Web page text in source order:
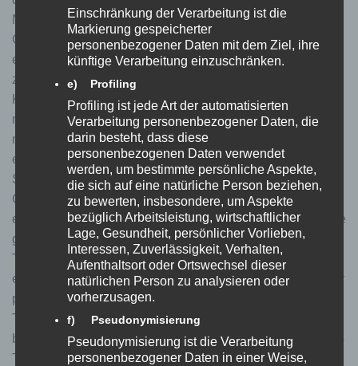
Nutzer bestimmte Seiten dieser Website und ist das
Cookie noch nicht abgelaufen, können Google und wir
erkennen, dass der Nutzer auf die Anzeige geklickt hat und
zu dieser Seite weitergeleitet wurde. Jeder Google Ads-
Kunde erhält ein anderes Cookie. Cookies können somit
nicht über die Websites von Google Ads-Kunden
nachverfolgt werden. Die mithilfe des Conversion-Cookies
eingeholten Informationen dienen dazu, Conversion-
Statistiken für Google Ads-Kunden zu erstellen, die sich für
Conversion-Tracking entschieden haben. Die Kunden
erfahren die Gesamtanzahl der Nutzer, die auf ihre Anzeige
geklickt haben und zu einer mit einem Conversion-
Tracking-Tag versehenen Seite weitergeleitet wurden. Sie
erhalten jedoch keine Informationen, mit denen sich Nutzer
persönlich identifizieren lassen. Wenn Sie nicht am
Tracking teilnehmen möchten, können Sie diese Nutzung
blockieren, indem Sie das Cookie des Google Conversion-
Trackings über ihren Internet-Browser unter dem Stichwort
Einschränkung der Verarbeitung ist die
Markierung gespeicherter
personenbezogener Daten mit dem Ziel, ihre
künftige Verarbeitung einzuschränken.
e) Profiling
Profiling ist jede Art der automatisierten
Verarbeitung personenbezogener Daten, die
darin besteht, dass diese
personenbezogenen Daten verwendet
werden, um bestimmte persönliche Aspekte,
die sich auf eine natürliche Person beziehen,
zu bewerten, insbesondere, um Aspekte
bezüglich Arbeitsleistung, wirtschaftlicher
Lage, Gesundheit, persönlicher Vorlieben,
Interessen, Zuverlässigkeit, Verhalten,
Aufenthaltsort oder Ortswechsel dieser
natürlichen Person zu analysieren oder
vorherzusagen.
f) Pseudonymisierung
Pseudonymisierung ist die Verarbeitung
personenbezogener Daten in einer Weise,